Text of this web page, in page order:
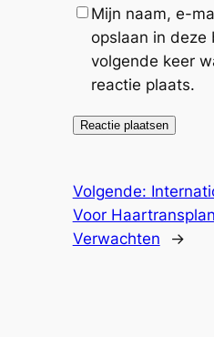
Mijn naam, e-
opslaan in deze
volgende keer
reactie plaats.
Volgende:
Voor
Verwachten
→